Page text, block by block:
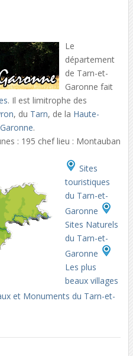
Le
département
de Tarn-et-
Garonne fait
. Il est limitrophe des
, du Tarn, de la Haute-
.
: 195 chef lieu : Montauban
Sites
touristiques
du Tarn-et-
Garonne
Sites Naturels
du Tarn-et-
Garonne
Les plus
beaux villages
et Monuments du Tarn-et-